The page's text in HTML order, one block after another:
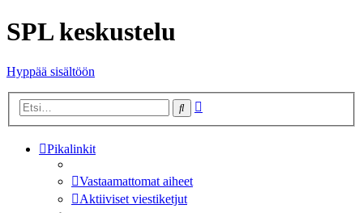
SPL keskustelu
Hyppää sisältöön
Etsi
Pikalinkit
Vastaamattomat aiheet
Aktiiviset viestiketjut